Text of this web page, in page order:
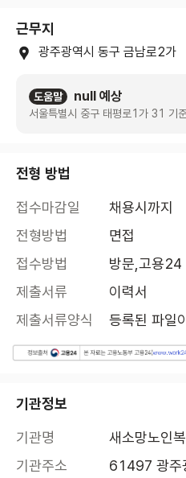
근무지
광주광역시 동구 금남로2가
도움말 null 예상
서울특별시 중구 태평로1가 31 기
전형 방법
접수마감일
채용시까지
전형방법
면접
접수방법
방문,고용24
제출서류
이력서
제출서류양식
등록된 파일
기관정보
기관명
새소망노인
기관주소
61497 광주